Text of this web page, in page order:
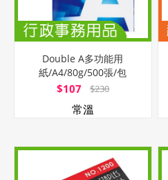
Double A多功能用
紙/A4/80g/500張/包
$107 $230
常溫